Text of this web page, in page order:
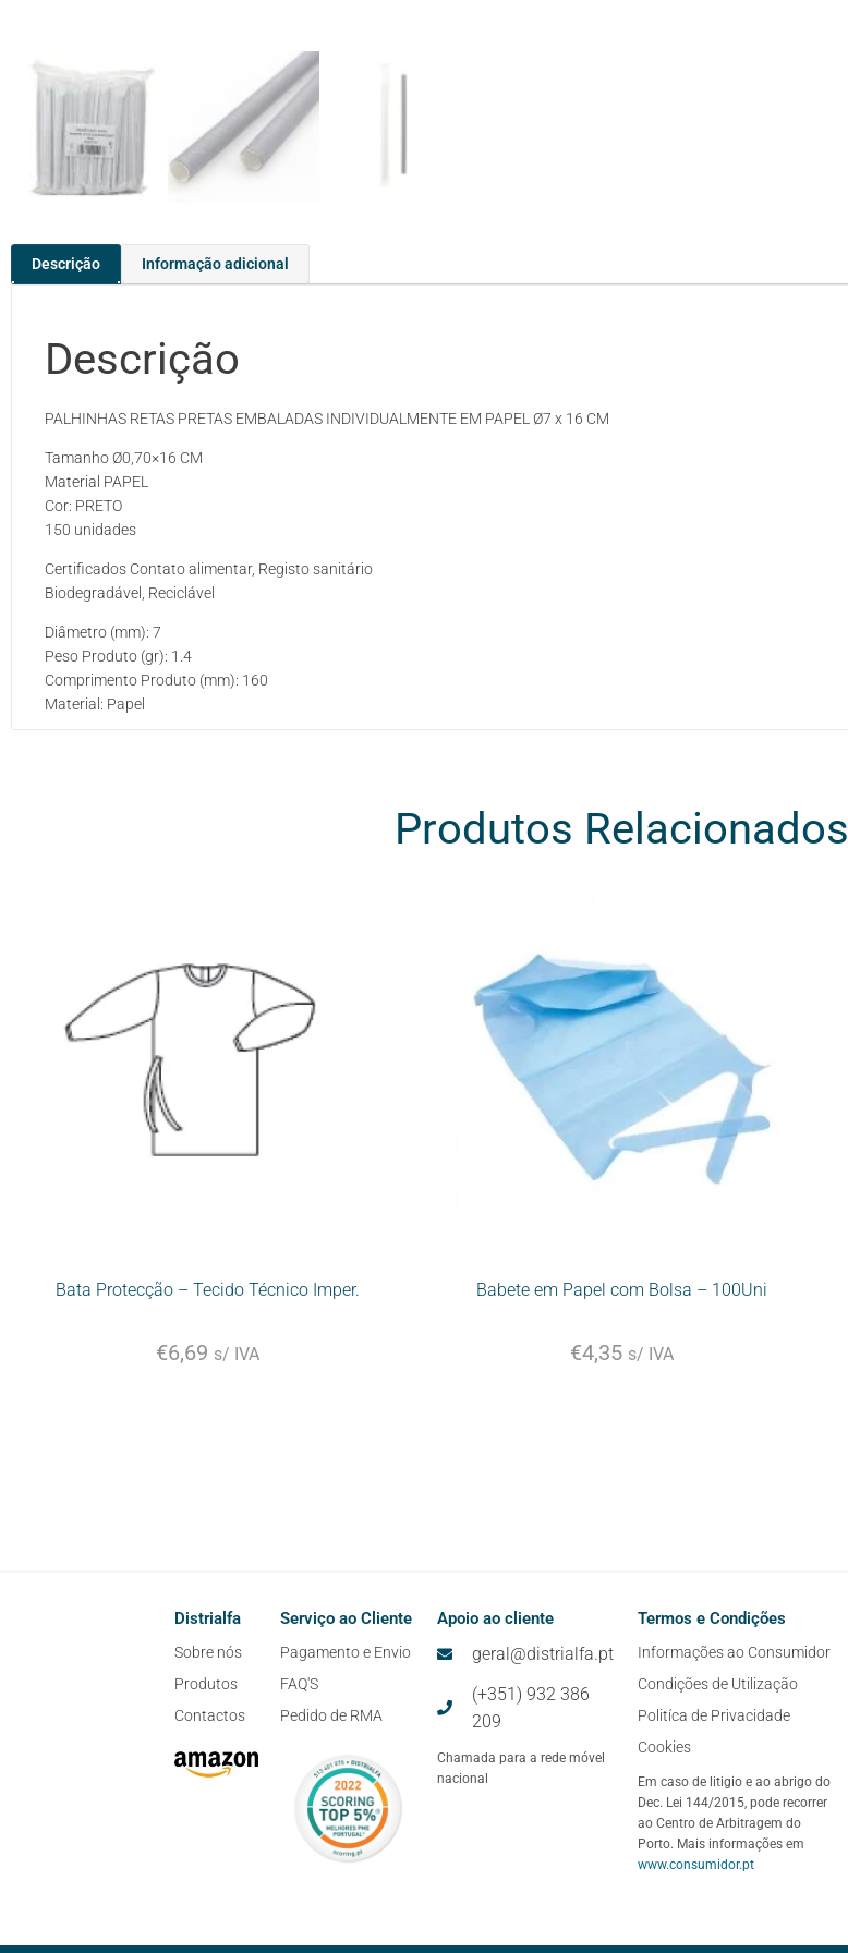
Descrição Informação adicional
Descrição
PALHINHAS RETAS PRETAS EMBALADAS INDIVIDUALMENTE EM PAPEL Ø7 x 16 CM
Tamanho Ø0,70×16 CM
Material PAPEL
Cor: PRETO
150 unidades
Certificados Contato alimentar, Registo sanitário
Biodegradável, Reciclável
Diâmetro (mm): 7
Peso Produto (gr): 1.4
Comprimento Produto (mm): 160
Material: Papel
Produtos Relacionados
Bata Protecção – Tecido Técnico Imper.
€6,69 s/ IVA
Babete em Papel com Bolsa – 100Uni
€4,35 s/ IVA
Distrialfa
Sobre nós
Produtos
Contactos
Serviço ao Cliente
Pagamento e Envio
FAQ'S
Pedido de RMA
Apoio ao cliente
geral@distrialfa.pt
(+351) 932 386
209
Chamada para a rede móvel
nacional
Termos e Condições
Informações ao Consumidor
Condições de Utilização
Politíca de Privacidade
Cookies
Em caso de litigio e ao abrigo do
Dec. Lei 144/2015, pode recorrer
ao Centro de Arbitragem do
Porto. Mais informações em
www.consumidor.pt